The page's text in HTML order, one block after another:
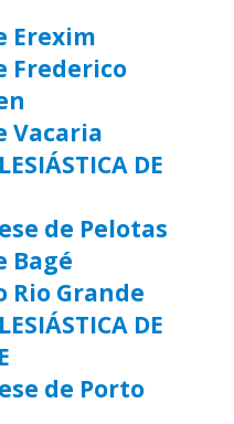
Erexim
Frederico
Vacaria
DE
de Pelotas
Bagé
Rio Grande
DE
de Porto